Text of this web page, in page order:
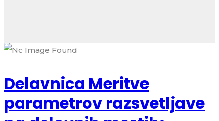
Delavnica Meritve
parametrov razsvetljave